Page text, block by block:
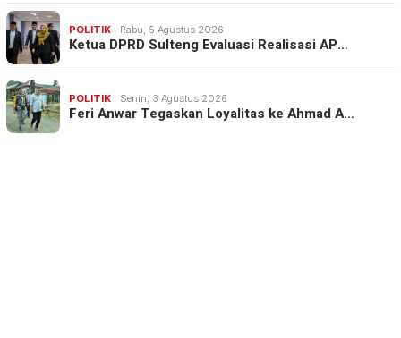
POLITIK Rabu, 5 Agustus 2026
Ketua DPRD Sulteng Evaluasi Realisasi AP…
POLITIK Senin, 3 Agustus 2026
Feri Anwar Tegaskan Loyalitas ke Ahmad A…